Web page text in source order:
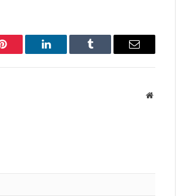
Pinterest LinkedIn Tumblr Имэйл
Вэбсайт